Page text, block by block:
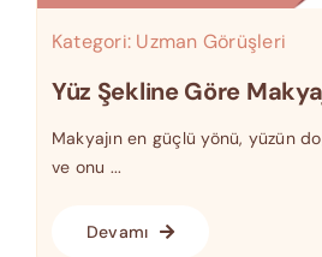
Kategori: Uzman Görüşleri
Yüz Şekline Göre
Makyajın en güçlü yönü, yüzün
ve onu ...
Devamı